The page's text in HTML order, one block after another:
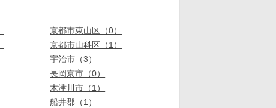
京都市東山区（0）
京都市山科区（1）
宇治市（3）
長岡京市（0）
木津川市（1）
船井郡（1）